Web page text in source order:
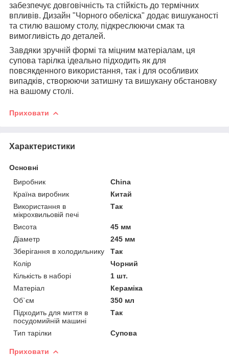
забезпечує довговічність та стійкість до термічних
впливів. Дизайн "Чорного обеліска" додає вишуканості
та стилю вашому столу, підкреслюючи смак та
вимогливість до деталей.
Завдяки зручній формі та міцним матеріалам, ця
супова тарілка ідеально підходить як для
повсякденного використання, так і для особливих
випадків, створюючи затишну та вишукану обстановку
на вашому столі.
Приховати
Характеристики
Основні
Виробник
China
Країна виробник
Китай
Використання в
мікрохвильовій печі
Так
Висота
45 мм
Діаметр
245 мм
Зберігання в холодильнику
Так
Колір
Чорний
Кількість в наборі
1 шт.
Матеріал
Кераміка
Об`єм
350 мл
Підходить для миття в
посудомийній машині
Так
Тип тарілки Супова
Приховати